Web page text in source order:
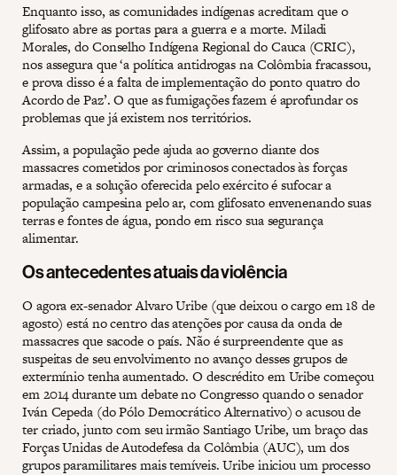
Enquanto isso, as comunidades indígenas acreditam que o
glifosato abre as portas para a guerra e a morte. Miladi
Morales, do Conselho Indígena Regional do Cauca (CRIC),
nos assegura que ‘a política antidrogas na Colômbia fracassou,
e prova disso é a falta de implementação do ponto quatro do
Acordo de Paz’. O que as fumigações fazem é aprofundar os
problemas que já existem nos territórios.
Assim, a população pede ajuda ao governo diante dos
massacres cometidos por criminosos conectados às forças
armadas, e a solução oferecida pelo exército é sufocar a
população campesina pelo ar, com glifosato envenenando suas
terras e fontes de água, pondo em risco sua segurança
alimentar.
Os antecedentes atuais da violência
O agora ex-senador Alvaro Uribe (que deixou o cargo em 18 de
agosto) está no centro das atenções por causa da onda de
massacres que sacode o país. Não é surpreendente que as
suspeitas de seu envolvimento no avanço desses grupos de
extermínio tenha aumentado. O descrédito em Uribe começou
em 2014 durante um debate no Congresso quando o senador
Iván Cepeda (do Pólo Democrático Alternativo) o acusou de
ter criado, junto com seu irmão Santiago Uribe, um braço das
Forças Unidas de Autodefesa da Colômbia (AUC), um dos
grupos paramilitares mais temíveis. Uribe iniciou um processo